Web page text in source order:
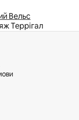
Вельс
Террігал